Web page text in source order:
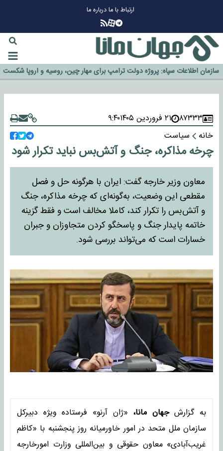
ارتباط با مادرباره ما
گزینه جدایی اوسمار روی میز مدیران پرسپولیس
آیا رئیس جمهور آمریکا قانون را دور می‌زند؟
اخراج رسمی چهره نامدار از پرسپولیس
سازمان اطلاعات سپاه: پروژه دولت ترامپ برای مهار چین، روسیه و اروپا شکست
خورد
۸۷۳۳۳ ۲۱ فروردین ۱۴۰۵
۹:۴۰
خانه
سیاست
چرخه مذاکره، جنگ و آتش‌بس نباید تکرار شود
معاون وزیر خارجه گفت: ایران با هرگونه حل و فصل
مقطعی این وضعیت، به‌گونه‌ای که چرخه مذاکره، جنگ
و آتش‌بس را تکرار کند، کاملا مخالف است و فقط گزینه
خاتمه پایدار جنگ و پاسخگو کردن متجاوزان و جبران
خسارات است که می‌تواند بررسی شود.
به گزارشجهان مانا، «ژان آرنو» فرستاده ویژه دبیرکل
سازمان ملل متحد در امور خاورمیانه روز پنجشنبه با «کاظم
غریب‌آبادی» معاون حقوقی و بین‌المللی وزارت امورخارجه